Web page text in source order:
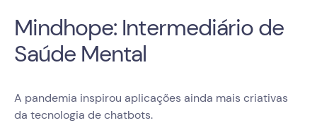
Mindhope: Intermediário de
Saúde Mental
A pandemia inspirou aplicações ainda mais criativas
da tecnologia de chatbots.